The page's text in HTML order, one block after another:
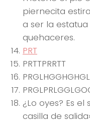
piernecita
a ser la
quehaceres.
PRT
PRTTPRRTT
¿Lo oyes? Es
casilla de